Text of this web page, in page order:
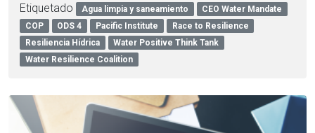
Etiquetado Agua limpia y saneamiento
CEO Water Mandate
COP
ODS 4 Pacific Institute
Race to Resilience
Resiliencia Hídrica
Water Positive Think Tank
Water Resilience Coalition